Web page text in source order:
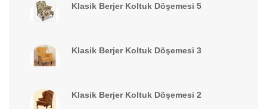
Klasik Berjer Koltuk Döşemesi 5
Klasik Berjer Koltuk Döşemesi 3
Klasik Berjer Koltuk Döşemesi 2